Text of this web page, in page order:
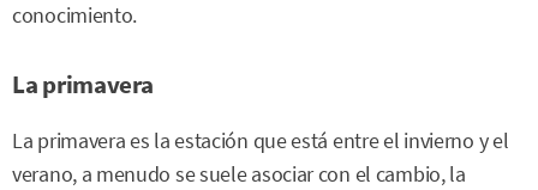
conocimiento.
La primavera
La primavera es la estación que está entre el invierno y el
verano, a menudo se suele asociar con el cambio, la